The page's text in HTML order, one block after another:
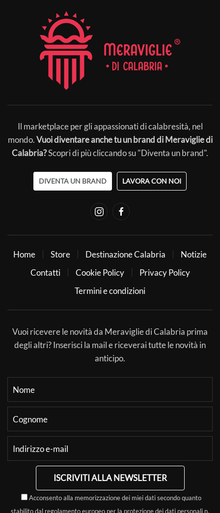
Il marketplace per gli appassionati di calabresità, nel
mondo.Vuoi diventare anche tu un brand di Meraviglie di
Calabria?Scopri di più cliccando su "Diventa un brand".
DIVENTA UN BRAND LAVORA CON NOI
Home Store Destinazione Calabria
Notizie
Contatti
Cookie Policy
Privacy Policy
Termini e condizioni
Vuoi ricevere le novità da Meraviglie di Calabria prima
degli altri? Inserisci la mail e riceverai tutte le novità in
anticipo.
ISCRIVITI ALLA NEWSLETTER
Acconsento alla memorizzazione dei miei dati secondo quanto
stabilito dal regolamento europeo per la protezione dei dati personali n.